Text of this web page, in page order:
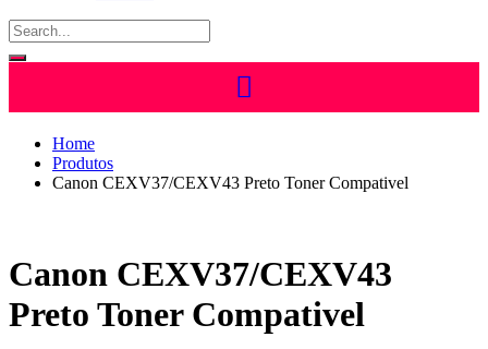
Home
Produtos
Canon CEXV37/CEXV43 Preto Toner Compativel
Canon CEXV37/CEXV43
Preto Toner Compativel